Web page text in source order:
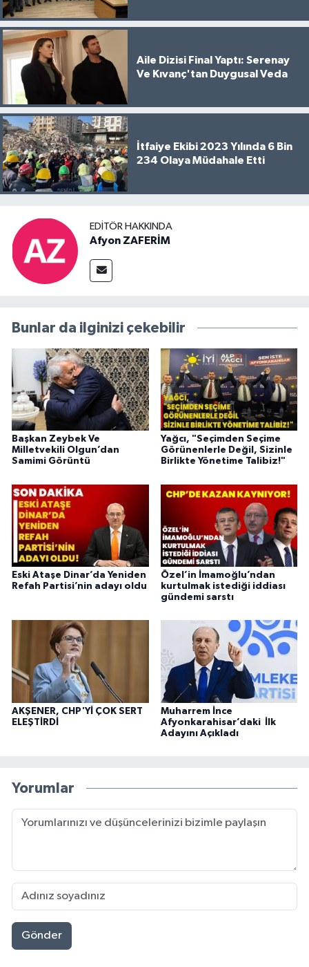
Aile Dizisi Final Yaptı: Serenay
Ve Kıvanç'tan Duygusal Veda
İtfaiye Ekibi 2023 Yılında 6 Bin
234 Olaya Müdahale Etti
EDITÖR HAKKINDA
Afyon ZAFERİM
Bunlar da ilginizi çekebilir
Başkan Zeybek Ve
Milletvekili Olgun’dan
Samimi Görüntü
Yağcı, "Seçimden Seçime
Görünenlerle Değil, Sizinle
Birlikte Yönetime Talibiz!"
Eski Ataşe Dinar’da Yeniden
Refah Partisi’nin adayı oldu
Özel’in İmamoğlu’ndan
kurtulmak istediği iddiası
gündemi sarstı
AKŞENER, CHP'Yİ ÇOK SERT
ELEŞTİRDİ
Muharrem İnce
Afyonkarahisar’daki İlk
Adayını Açıkladı
Yorumlar
Gönder